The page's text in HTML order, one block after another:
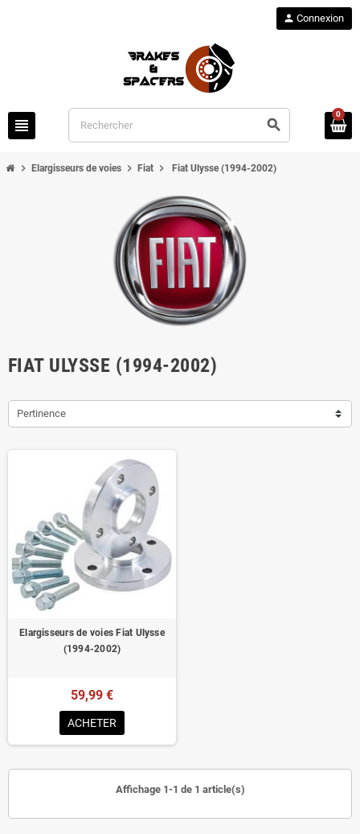
view_headline search
person Connexion
0
chevron_right Elargisseurs de voies chevron_right Fiat chevron_right Fiat Ulysse (1994-2002)
FIAT ULYSSE (1994-2002)
Pertinence
Elargisseurs de voies Fiat Ulysse
(1994-2002)
59,99 €
ACHETER
Affichage 1-1 de 1 article(s)